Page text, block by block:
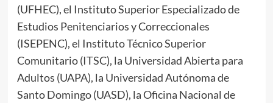
(UFHEC), el Instituto Superior Especializado de
Estudios Penitenciarios y Correccionales
(ISEPENC), el Instituto Técnico Superior
Comunitario (ITSC), la Universidad Abierta para
Adultos (UAPA), la Universidad Autónoma de
Santo Domingo (UASD), la Oficina Nacional de